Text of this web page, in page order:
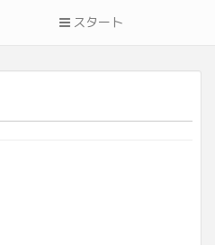
スタート